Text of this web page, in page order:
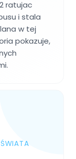
ratujac
i stala
w tej
pokazuje,